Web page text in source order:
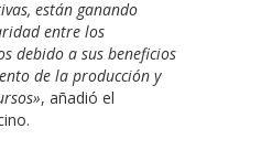
están ganando
entre los
debido a sus beneficios
de la producción y
, añadió el